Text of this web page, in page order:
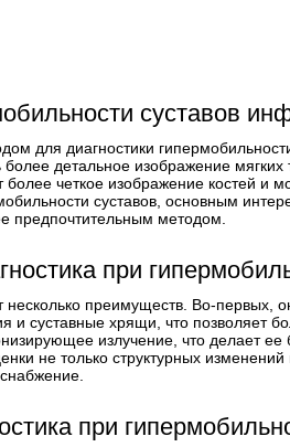
суставов
для диагностики
детальное изображение мягких
четкое изображение костей и
суставов, основным
предпочтительным методом.
при
преимуществ. Во-первых,
и суставные хрящи, что позволяет
излучение, что делает
не только структурных изменений
при